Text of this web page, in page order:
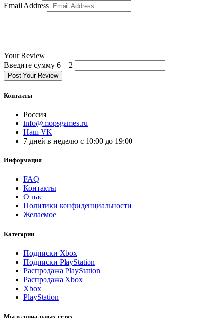
Email Address
Your Review
Введите сумму 6 + 2
Post Your Review
Контакты
Россия
info@mopsgames.ru
Наш VK
7 дней в неделю с 10:00 до 19:00
Информация
FAQ
Контакты
О нас
Политики конфиденциальности
Желаемое
Категории
Подписки Xbox
Подписки PlayStation
Распродажа PlayStation
Распродажа Xbox
Xbox
PlayStation
Мы в социальных сетях